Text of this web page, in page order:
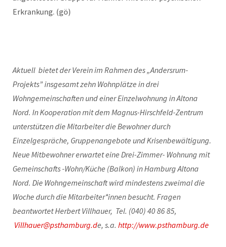
Erkrankung. (gö)
Aktuell bietet der Verein im Rahmen des „Andersrum-
Projekts” insgesamt zehn Wohnplätze in drei
Wohngemeinschaften und einer Einzelwohnung in Altona
Nord. In Kooperation mit dem Magnus-Hirschfeld-Zentrum
unterstützen die Mitarbeiter die Bewohner durch
Einzelgespräche, Gruppenangebote und Krisenbewältigung.
Neue Mitbewohner erwartet eine Drei-Zimmer- Wohnung mit
Gemeinschafts -Wohn/Küche (Balkon) in Hamburg Altona
Nord. Die Wohngemeinschaft wird mindestens zweimal die
Woche durch die Mitarbeiter*innen besucht. Fragen
beantwortet Herbert Villhauer, Tel. (040) 40 86 85,
Villhauer@psthamburg.de, s.a. http://www.psthamburg.de